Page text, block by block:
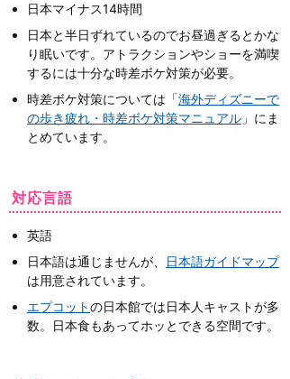
日本マイナス14時間
日本と半日ずれているのでお昼過ぎるとかな
り眠いです。アトラクションやショーを満喫
するには十分な時差ボケ対策が必要。
時差ボケ対策については「海外ディズニーで
の歩き疲れ・時差ボケ対策マニュアル 」にま
とめています。
対応言語
英語
日本語は通じませんが、
日本語ガイドマップ
は用意されています。
エプコットの日本館では日本人キャストが多
数。日本食もあってホッとできる空間です。